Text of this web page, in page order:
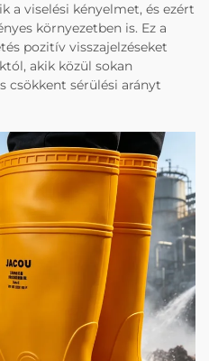
a viselési kényelmet, és ezért
környezetben is. Ez a
pozitív visszajelzéseket
akik közül sokan
csökkent sérülési arányt